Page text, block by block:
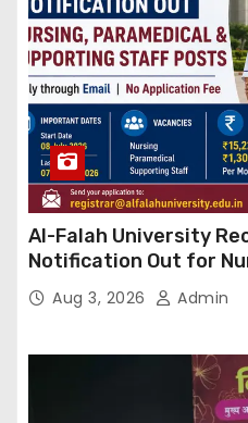
Al-Falah University
Notification Out for
Supporting Staff
Aug 3, 2026 Admin